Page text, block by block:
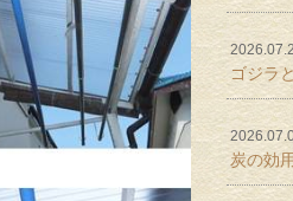
ゴジラ
炭の効用